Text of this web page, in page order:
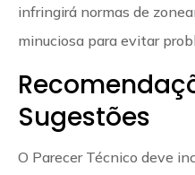
infringirá normas de
minuciosa para evitar
Sugestões
O Parecer Técnico deve